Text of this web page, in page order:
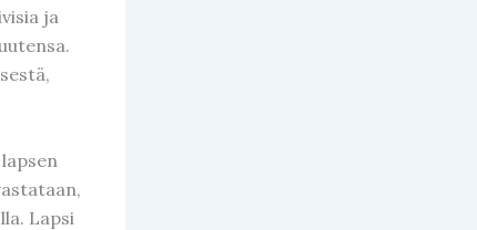
ja
Lapsi